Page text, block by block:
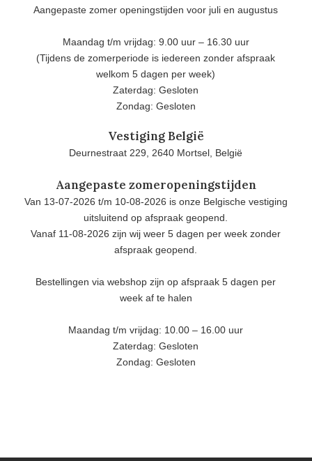
Aangepaste zomer openingstijden voor juli en augustus
Maandag t/m vrijdag: 9.00 uur – 16.30 uur
(Tijdens de zomerperiode is iedereen zonder afspraak
welkom 5 dagen per week)
Zaterdag: Gesloten
Zondag: Gesloten
Vestiging België
Deurnestraat 229, 2640 Mortsel, België
Aangepaste zomeropeningstijden
Van 13-07-2026 t/m 10-08-2026 is onze Belgische vestiging
uitsluitend op afspraak geopend.
Vanaf 11-08-2026 zijn wij weer 5 dagen per week zonder
afspraak geopend.
Bestellingen via webshop zijn op afspraak 5 dagen per
week af te halen
Maandag t/m vrijdag: 10.00 – 16.00 uur
Zaterdag: Gesloten
Zondag: Gesloten